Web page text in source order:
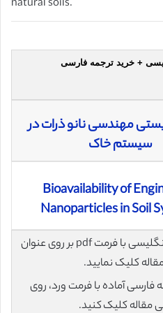
natural soils.
+ خرید ترجمه فارسی
مهندسی نانو ذرات در
سیستم خاک
Bioavailability of
Nanoparticles in Soil
برای دانلود رایگان مقاله انگلیسی با فرمت pdf بر روی عنوان
کلیک نمایید.
فارسی آماده با فرمت ورد، روی
مقاله کلیک کنید.